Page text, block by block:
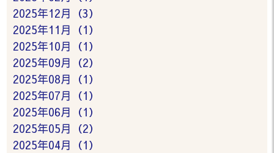
2025年12月（3）
2025年11月（1）
2025年10月（1）
2025年09月（2）
2025年08月（1）
2025年07月（1）
2025年06月（1）
2025年05月（2）
2025年04月（1）